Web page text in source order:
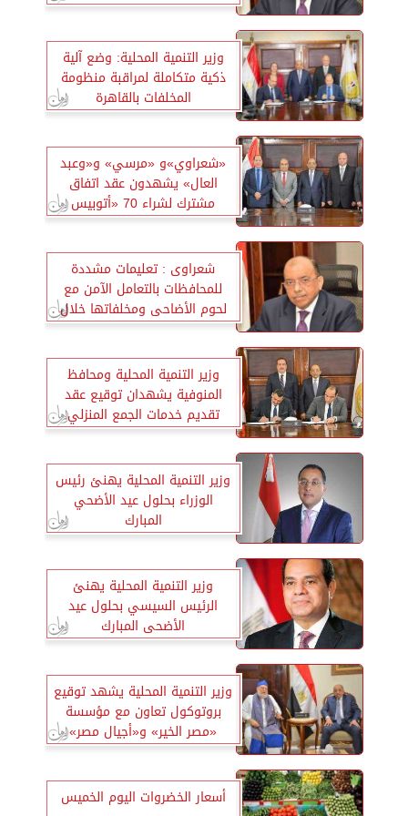
وزير التنمية المحلية: وضع آلية
ذكية متكاملة لمراقبة منظومة
المخلفات بالقاهرة
«شعراوي»و «مرسي» و«وعبد
العال» يشهدون عقد اتفاق
مشترك لشراء 70 «أتوبيس
كهربائي» محلى الصنع
شعراوى : تعليمات مشددة
للمحافظات بالتعامل الآمن مع
لحوم الأضاحى ومخلفاتها خلال
فترة عيد الاضحى
وزير التنمية المحلية ومحافظ
المنوفية يشهدان توقيع عقد
تقديم خدمات الجمع المنزلي
ونقل المخلفات البلدية الصلبة
وزير التنمية المحلية يهنئ رئيس
الوزراء بحلول عيد الأضحي
المبارك
وزير التنمية المحلية يهنئ
الرئيس السيسي بحلول عيد
الأضحى المبارك
وزير التنمية المحلية يشهد توقيع
بروتوكول تعاون مع مؤسسة
«مصر الخير» و«أجيال مصر»
لتنفيذ مشروع «قيم وحياة»
أسعار الخضروات اليوم الخميس